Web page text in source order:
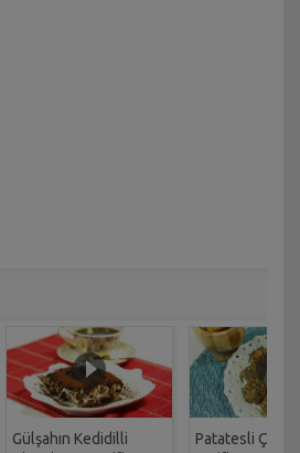
Gülşahın Kedidilli
Patatesli Çıtır